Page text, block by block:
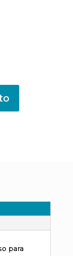
para